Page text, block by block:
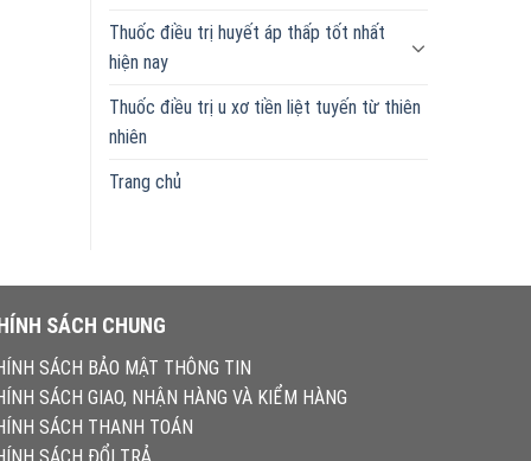
Thuốc điều trị huyết áp thấp tốt nhất
hiện nay
Thuốc điều trị u xơ tiền liệt tuyến từ thiên
nhiên
Trang chủ
SÁCH CHUNG
SÁCH BẢO MẬT THÔNG TIN
SÁCH GIAO, NHẬN HÀNG VÀ KIỂM HÀNG
SÁCH THANH TOÁN